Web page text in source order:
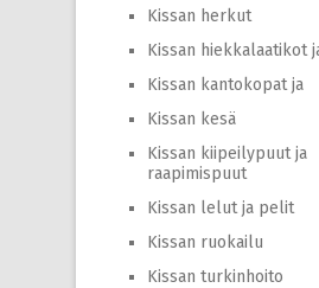
Kissan herkut
Kissan hiekkalaatikot
Kissan kantokopat ja
Kissan kesä
Kissan kiipeilypuut ja
raapimispuut
Kissan lelut ja pelit
Kissan ruokailu
Kissan turkinhoito